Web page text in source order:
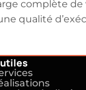
complète
qualité